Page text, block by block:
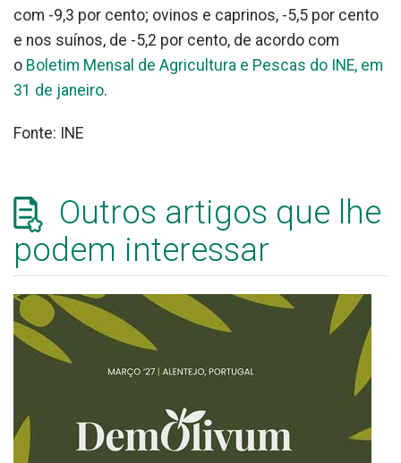
com -9,3 por cento; ovinos e caprinos, -5,5 por cento
e nos suínos, de -5,2 por cento, de acordo com
o Boletim Mensal de Agricultura e Pescas do INE, em
31 de janeiro.
Fonte: INE
Outros artigos que lhe
podem interessar